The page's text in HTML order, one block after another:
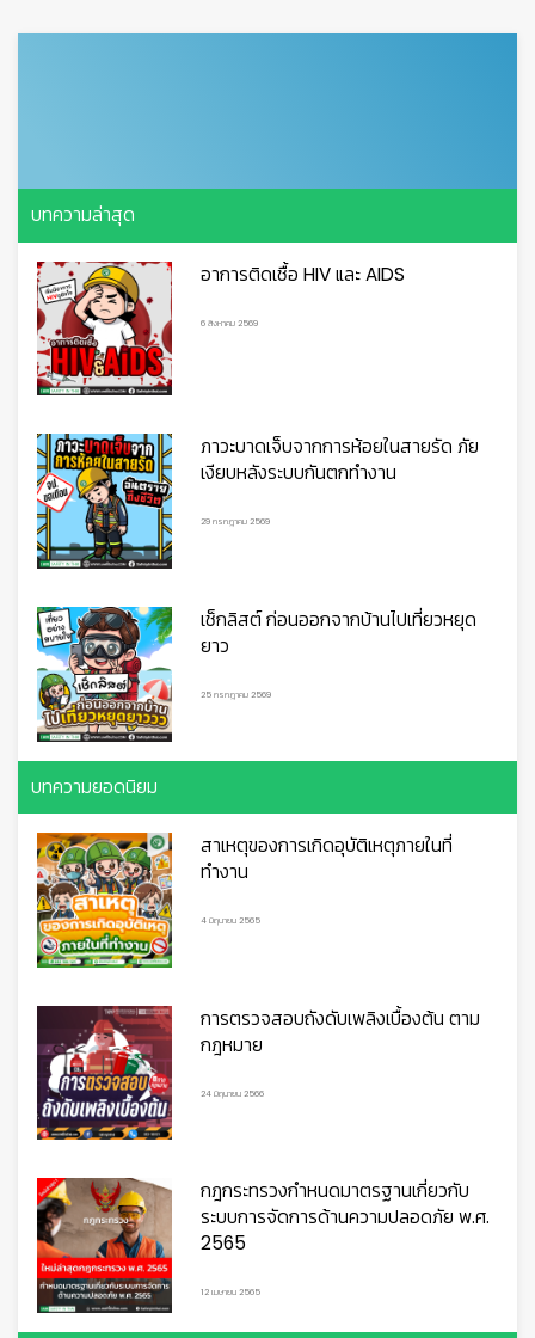
บทความล่าสุด
อาการติดเชื้อ HIV และ AIDS
6 สิงหาคม 2569
ภาวะบาดเจ็บจากการห้อยในสายรัด ภัย
เงียบหลังระบบกันตกทำงาน
29 กรกฎาคม 2569
เช็กลิสต์ ก่อนออกจากบ้านไปเที่ยวหยุด
ยาว
25 กรกฎาคม 2569
บทความยอดนิยม
สาเหตุของการเกิดอุบัติเหตุภายในที่
ทำงาน
4 มิถุนายน 2565
การตรวจสอบถังดับเพลิงเบื้องต้น ตาม
กฎหมาย
24 มิถุนายน 2566
กฎกระทรวงกำหนดมาตรฐานเกี่ยวกับ
ระบบการจัดการด้านความปลอดภัย พ.ศ.
2565
12 เมษายน 2565